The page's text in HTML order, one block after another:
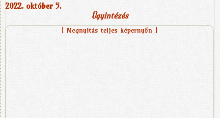
2022. október 5.
Ügyintézés
[ Megnyitás teljes képernyőn ]